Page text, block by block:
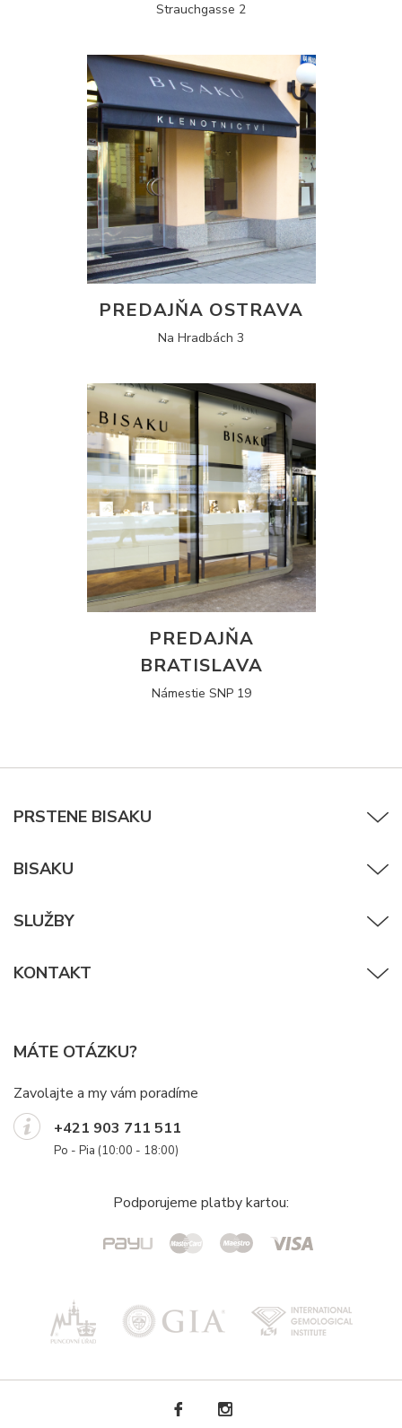
Strauchgasse 2
PREDAJŇA OSTRAVA
Na Hradbách 3
PREDAJŇA
BRATISLAVA
Námestie SNP 19
PRSTENE BISAKU
BISAKU
SLUŽBY
KONTAKT
MÁTE OTÁZKU?
Zavolajte a my vám poradíme
+421 903 711 511
Po - Pia (10:00 - 18:00)
Podporujeme platby kartou: